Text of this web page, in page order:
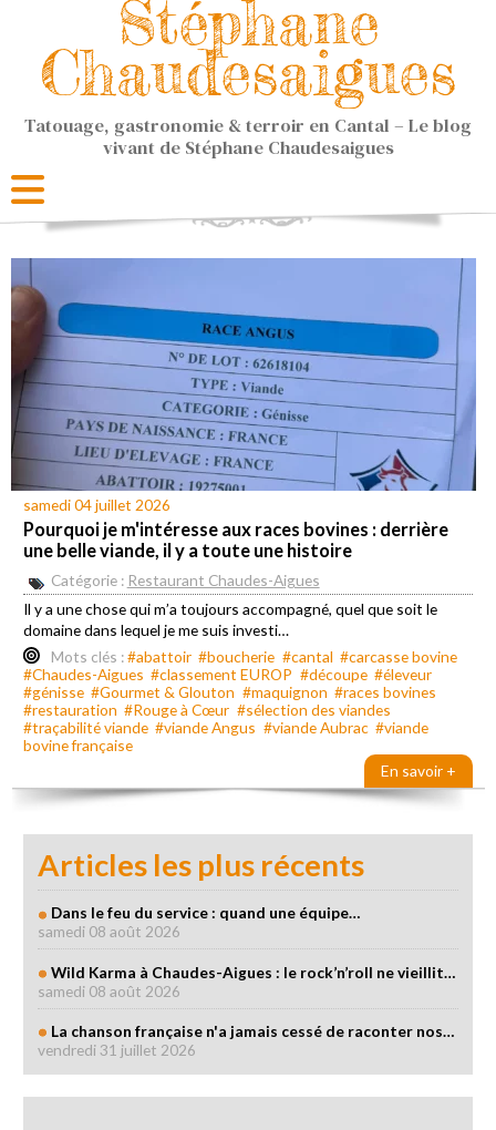
Stéphane
Chaudesaigues
Tatouage, gastronomie & terroir en Cantal – Le blog
vivant de Stéphane Chaudesaigues
samedi 04 juillet 2026
Pourquoi je m'intéresse aux races bovines : derrière
une belle viande, il y a toute une histoire
Catégorie : Restaurant Chaudes-Aigues
Il y a une chose qui m’a toujours accompagné, quel que soit le
domaine dans lequel je me suis investi…
Mots clés :#abattoir #boucherie #cantal #carcasse bovine
#Chaudes-Aigues #classement EUROP #découpe #éleveur
#génisse #Gourmet & Glouton #maquignon #races bovines
#restauration #Rouge à Cœur #sélection des viandes
#traçabilité viande #viande Angus #viande Aubrac #viande
bovine française
En savoir +
Articles les plus récents
Dans le feu du service : quand une équipe…
samedi 08 août 2026
Wild Karma à Chaudes-Aigues : le rock’n’roll ne vieillit…
samedi 08 août 2026
La chanson française n'a jamais cessé de raconter nos…
vendredi 31 juillet 2026